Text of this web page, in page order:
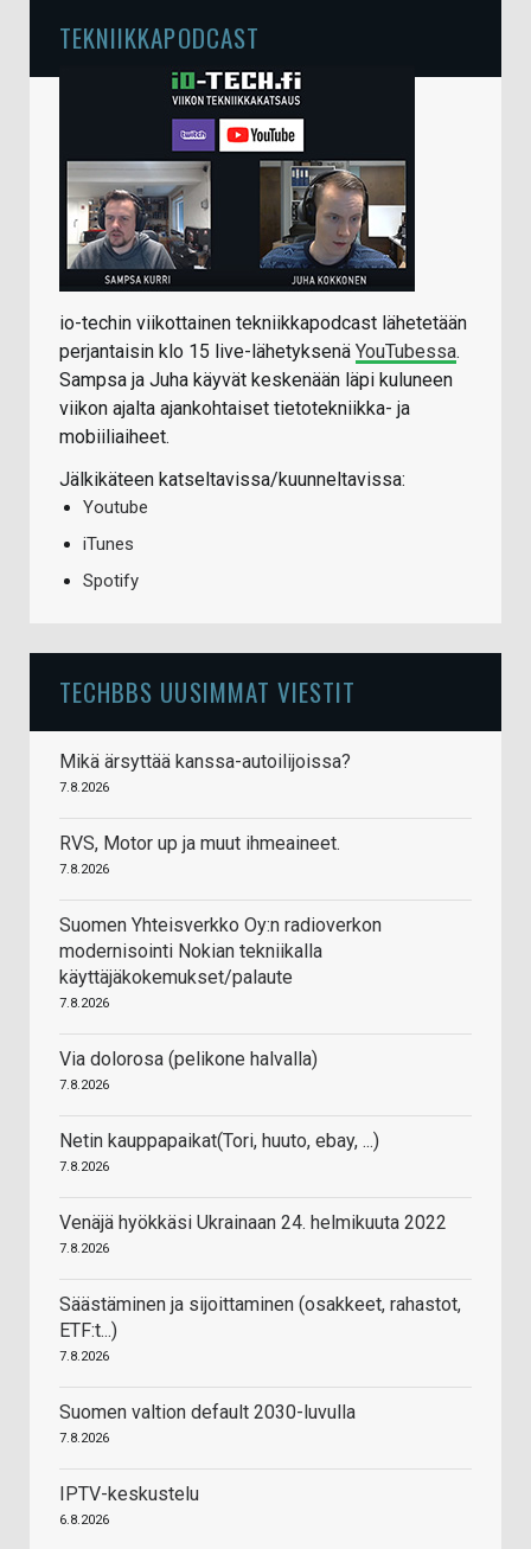
TEKNIIKKAPODCAST
io-techin viikottainen tekniikkapodcast lähetetään
perjantaisin klo 15 live-lähetyksenä YouTubessa.
Sampsa ja Juha käyvät keskenään läpi kuluneen
viikon ajalta ajankohtaiset tietotekniikka- ja
mobiiliaiheet.
Jälkikäteen katseltavissa/kuunneltavissa:
Youtube
iTunes
Spotify
TECHBBS UUSIMMAT VIESTIT
Mikä ärsyttää kanssa-autoilijoissa?
7.8.2026
RVS, Motor up ja muut ihmeaineet.
7.8.2026
Suomen Yhteisverkko Oy:n radioverkon
modernisointi Nokian tekniikalla
käyttäjäkokemukset/palaute
7.8.2026
Via dolorosa (pelikone halvalla)
7.8.2026
Netin kauppapaikat(Tori, huuto, ebay, ...)
7.8.2026
Venäjä hyökkäsi Ukrainaan 24. helmikuuta 2022
7.8.2026
Säästäminen ja sijoittaminen (osakkeet, rahastot,
ETF:t...)
7.8.2026
Suomen valtion default 2030-luvulla
7.8.2026
IPTV-keskustelu
6.8.2026